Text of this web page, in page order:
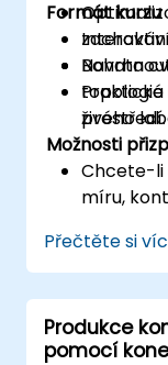
prostředí.
Formát kurzu
Bohata
živého
Možnosti
Chcete-li
míru,
Přečtěte si
Produkce
pomocí